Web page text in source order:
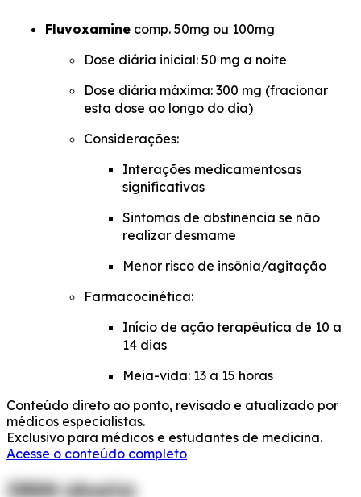
Fluvoxamine comp. 50mg ou 100mg
Dose diária inicial: 50 mg a noite
Dose diária máxima: 300 mg (fracionar
esta dose ao longo do dia)
Considerações:
Interações medicamentosas
significativas
Sintomas de abstinência se não
realizar desmame
Menor risco de insônia/agitação
Farmacocinética:
Início de ação terapêutica de 10 a
14 dias
Meia-vida: 13 a 15 horas
Conteúdo direto ao ponto, revisado e atualizado por
médicos especialistas.
Exclusivo para médicos e estudantes de medicina.
Acesse o conteúdo completo
IRSN (duais)